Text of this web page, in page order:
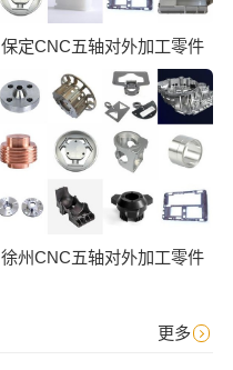
保定CNC五轴对外加工零件
徐州CNC五轴对外加工零件
更多